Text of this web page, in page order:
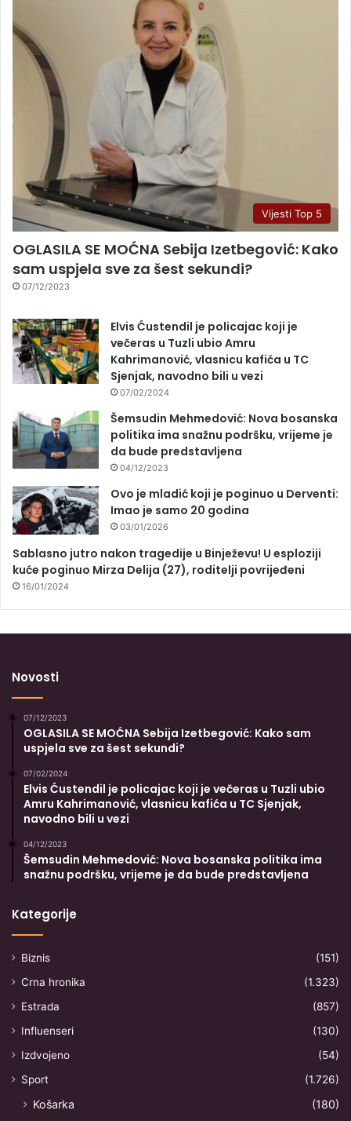
Vijesti Top 5
OGLASILA SE MOĆNA Sebija Izetbegović: Kako
sam uspjela sve za šest sekundi?
07/12/2023
Elvis Ćustendil je policajac koji je
večeras u Tuzli ubio Amru
Kahrimanović, vlasnicu kafića u TC
Sjenjak, navodno bili u vezi
07/02/2024
Šemsudin Mehmedović: Nova bosanska
politika ima snažnu podršku, vrijeme je
da bude predstavljena
04/12/2023
Ovo je mladić koji je poginuo u Derventi:
Imao je samo 20 godina
03/01/2026
Sablasno jutro nakon tragedije u Binježevu! U esploziji
kuće poginuo Mirza Delija (27), roditelji povrijeđeni
16/01/2024
Novosti
07/12/2023
OGLASILA SE MOĆNA Sebija Izetbegović: Kako sam
uspjela sve za šest sekundi?
07/02/2024
Elvis Ćustendil je policajac koji je večeras u Tuzli ubio
Amru Kahrimanović, vlasnicu kafića u TC Sjenjak,
navodno bili u vezi
04/12/2023
Šemsudin Mehmedović: Nova bosanska politika ima
snažnu podršku, vrijeme je da bude predstavljena
Kategorije
Biznis
(151)
Crna hronika
(1.323)
Estrada
(857)
Influenseri
(130)
Izdvojeno
(54)
Sport
(1.726)
Košarka
(180)